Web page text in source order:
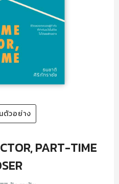
ตัวอย่าง
PART-TIME